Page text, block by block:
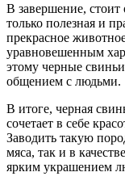
В завершение, стоит
только полезная и
прекрасное
уравновешенным
этому черные
общением с людьми.
В итоге, черная
сочетает в себе
Заводить такую
мяса, так и в
ярким украшением